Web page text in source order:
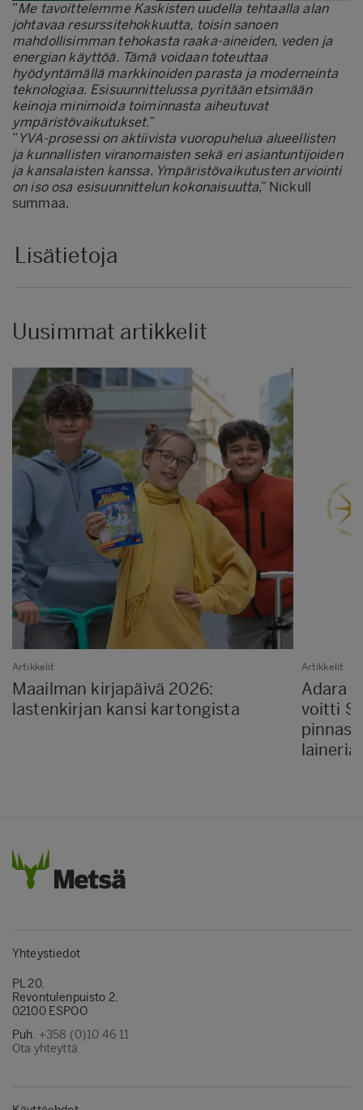
”Me tavoittelemme Kaskisten uudella tehtaalla alan
johtavaa resurssitehokkuutta, toisin sanoen
mahdollisimman tehokasta raaka-aineiden, veden ja
energian käyttöä. Tämä voidaan toteuttaa
hyödyntämällä markkinoiden parasta ja moderneinta
teknologiaa. Esisuunnittelussa pyritään etsimään
keinoja minimoida toiminnasta aiheutuvat
ympäristövaikutukset.”
” YVA-prosessi on aktiivista vuoropuhelua alueellisten
ja kunnallisten viranomaisten sekä eri asiantuntijoiden
ja kansalaisten kanssa. Ympäristövaikutusten arviointi
on iso osa esisuunnittelun kokonaisuutta,” Nickull
summaa.
Lisätietoja
Uusimmat artikkelit
Artikkelit
Maailman kirjapäivä 2026:
lastenkirjan kansi kartongista
Artikkelit
Adara
voitti
laineria
Yhteystiedot
PL 20,
Revontulenpuisto 2,
02100 ESPOO
Puh. +358 (0)10 46 11
Ota yhteyttä